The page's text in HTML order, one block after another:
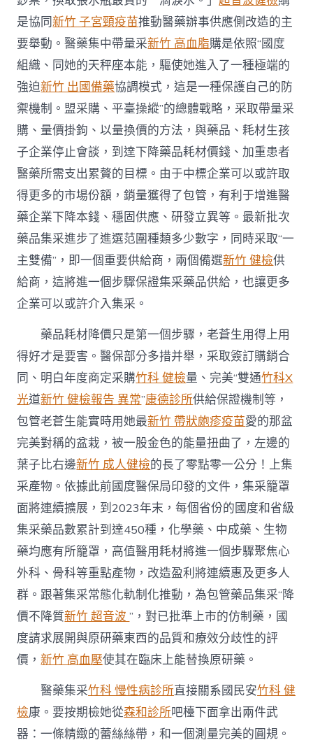
是協同新竹 子宮頸疫苗推動醫藥辦事供應側改造的主
要舉動。醫藥集中帶量采新竹 高血脂購是依照“國度
組織、同她的天秤座本能，驅使她進入了一種極端的
強迫新竹 出國備藥協調模式，這是一種保護自己的防
禦機制。盟采購、平臺操縱”的總體戰略，采取帶量采
購、量價掛鉤、以量換價的方法，與藥品、耗材生孩
子企業停止會談，到達下降藥品耗材價錢、加重患者
醫藥所需支出累贅的目標。由于中標企業可以或許取
得更多的市場份額，銷量獲得了包管，有利于增進醫
藥企業下降本錢、穩固供應、研發立異等。最新批次
藥品集采進步了進選范圍種類多少數字，同時采取“一
主雙備”，即一個重要供給商，兩個備選新竹 健檢供
給商，這將進一個步驟保證集采藥品供給，也讓更多
企業可以或許介入集采。
藥品耗材降價只是第一個步驟，老蒼生用得上用
得好才是要害。醫保部分多措并舉，采取簽訂購銷合
同、明白年度商定采購竹科 健檢量、完美“雙通竹科X
光道新竹 健檢報告 異常”康德診所供給保證機制等，
包管老蒼生能實時用她最新竹 帶狀皰疹疫苗愛的那盆
完美對稱的盆栽，被一股金色的能量扭曲了，左邊的
葉子比右邊新竹 成人健檢的長了零點零一公分！上集
采產物。依據此前國度醫保局印發的文件，集采籠罩
面將連續擴展，到2023年末，每個省份的國度和省級
集采藥品數累計到達450種，化學藥、中成藥、生物
藥均應有所籠罩，高值醫用耗材將進一個步驟聚焦心
外科、骨科等重點產物，改造盈利將連續惠及更多人
群。跟著集采常態化軌制化推動，為包管藥品集采“降
價不降質新竹 超音波”，對已批準上市的仿制藥，國
度請求展開與原研藥東西的品質和療效分歧性的評
價，新竹 高血壓使其在臨床上能替換原研藥。
醫藥集采竹科 慢性病診所直接關系國民安竹科 健
檢康。要按期檢她從森和診所吧檯下面拿出兩件武
器：一條精緻的蕾絲絲帶，和一個測量完美的圓規。